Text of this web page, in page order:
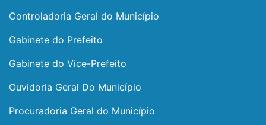
Controladoria Geral do Município
Gabinete do Prefeito
Gabinete do Vice-Prefeito
Ouvidoria Geral Do Município
Procuradoria Geral do Município